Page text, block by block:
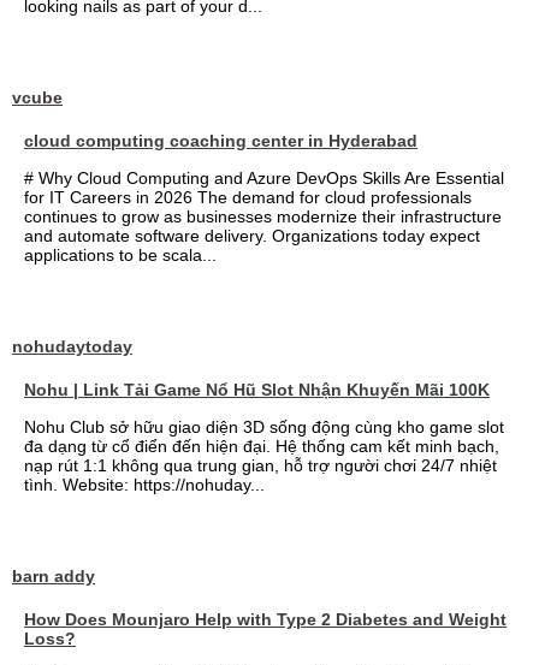
looking nails as part of your d...
vcube
cloud computing coaching center in Hyderabad
# Why Cloud Computing and Azure DevOps Skills Are Essential
for IT Careers in 2026 The demand for cloud professionals
continues to grow as businesses modernize their infrastructure
and automate software delivery. Organizations today expect
applications to be scala...
nohudaytoday
Nohu | Link Tải Game Nổ Hũ Slot Nhận Khuyến Mãi 100K
Nohu Club sở hữu giao diện 3D sống động cùng kho game slot
đa dạng từ cổ điển đến hiện đại. Hệ thống cam kết minh bạch,
nạp rút 1:1 không qua trung gian, hỗ trợ người chơi 24/7 nhiệt
tình. Website: https://nohuday...
barn addy
How Does Mounjaro Help with Type 2 Diabetes and Weight
Loss?